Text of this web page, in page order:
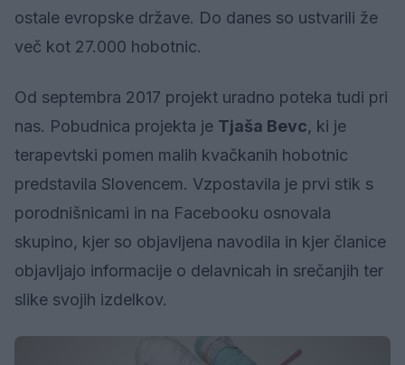
ostale evropske države. Do danes so ustvarili že
več kot 27.000 hobotnic.
Od septembra 2017 projekt uradno poteka tudi pri
nas. Pobudnica projekta je Tjaša Bevc, ki je
terapevtski pomen malih kvačkanih hobotnic
predstavila Slovencem. Vzpostavila je prvi stik s
porodnišnicami in na Facebooku osnovala
skupino, kjer so objavljena navodila in kjer članice
objavljajo informacije o delavnicah in srečanjih ter
slike svojih izdelkov.